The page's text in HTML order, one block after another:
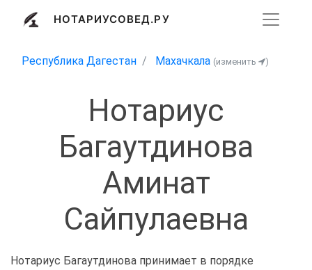
НОТАРИУСОВЕД.РУ
Республика Дагестан Махачкала (изменить )
Нотариус
Багаутдинова
Аминат
Сайпулаевна
Нотариус Багаутдинова принимает в порядке